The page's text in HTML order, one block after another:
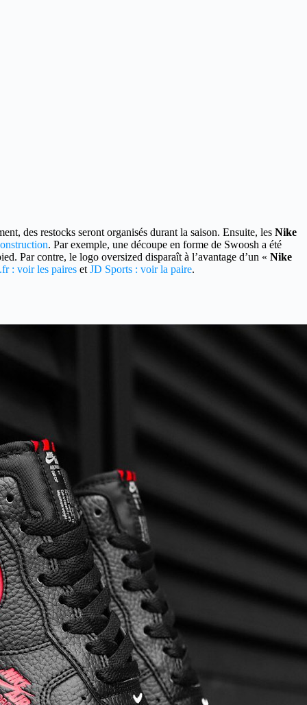
des restocks seront organisés durant la saison. Ensuite, les Nike
. Par exemple, une découpe en forme de Swoosh a été
Par contre, le logo oversized disparaît à l’avantage d’un « Nike
: voir les paires et JD Sports : voir la paire.